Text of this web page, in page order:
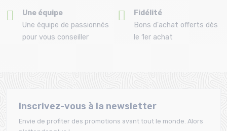
Une équipe
Une équipe de passionnés
pour vous conseiller
Fidélité
Bons d'achat offerts dès
le 1er achat
Inscrivez-vous à la newsletter
Envie de profiter des promotions avant tout le monde. Alors